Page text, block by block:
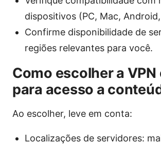
dispositivos (PC, Mac,
Confirme disponibilidade de
regiões relevantes para você.
Como escolher a
para acesso a
Ao escolher, leve em conta:
Localizações de servidores: